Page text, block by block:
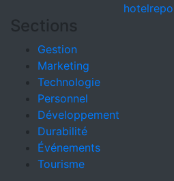
hotel
Sections
Gestion
Marketing
Technologie
Personnel
Développement
Durabilité
Événements
Tourisme